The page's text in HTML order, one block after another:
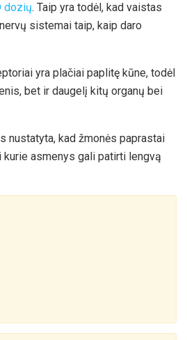
dozių. Taip yra todėl, kad vaistas
sistemai taip, kaip daro
yra plačiai paplitę kūne, todėl
bet ir daugelį kitų organų bei
nustatyta, kad žmonės paprastai
kurie asmenys gali patirti lengvą